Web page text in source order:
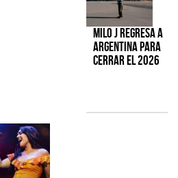
Milo J regresa a
Argentina para
cerrar el 2026